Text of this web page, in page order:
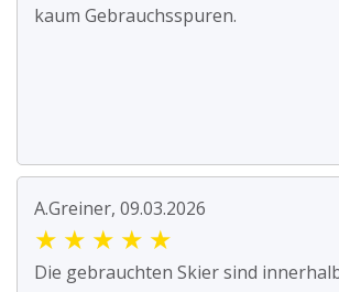
kaum Gebrauchsspuren.
A.Greiner, 09.03.2026
★ ★ ★ ★ ★
Die gebrauchten Skier sind